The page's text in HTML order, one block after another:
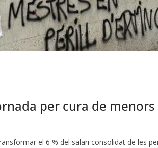
per cura de
el 6 % del salari consolidat de les